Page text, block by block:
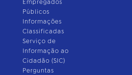
Empregados
Públicos
Informações
Classificadas
Serviço de
Informação ao
Cidadão (SIC)
Perguntas